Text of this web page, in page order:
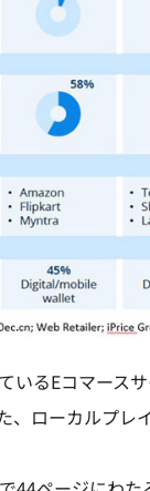
いるEコマース
、ローカルプレ